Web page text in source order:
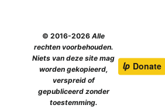
© 2016-2026Alle
rechten voorbehouden.
Niets van deze site mag
worden gekopieerd,
verspreid of
gepubliceerd zonder
toestemming.